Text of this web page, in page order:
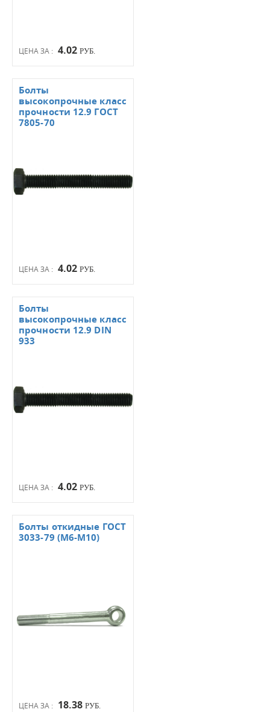
ЦЕНА ЗА : 4.02 РУБ.
ЦЕНА ЗА : 4.02 РУБ.
Болты
высокопрочные класс
прочности 12.9 ГОСТ
7805-70
ЦЕНА ЗА : 4.02 РУБ.
Болты
высокопрочные класс
прочности 12.9 DIN
933
ЦЕНА ЗА : 18.38 РУБ.
Болты откидные ГОСТ
3033-79 (М6-М10)